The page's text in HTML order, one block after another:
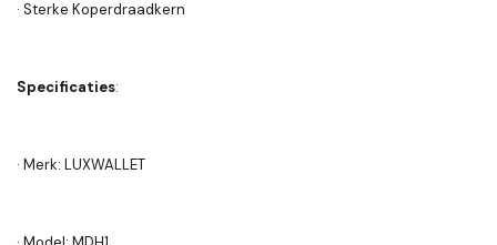
· Sterke Koperdraadkern
Specificaties:
· Merk: LUXWALLET